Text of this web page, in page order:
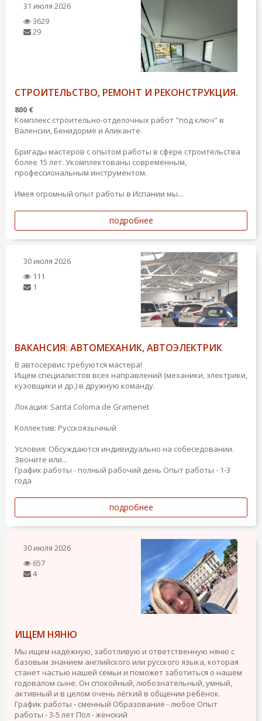
31 июля 2026
3629
29
СТРОИТЕЛЬСТВО, РЕМОНТ И РЕКОНСТРУКЦИЯ.
800 €
Комплекс строительно-отделочных работ "под ключ" в
Валенсии, Бенидорме и Аликанте.
Бригады мастеров с опытом работы в сфере строительства
более 15 лет. Укомплектованы современным,
профессиональным инструментом.
Имея огромный опыт работы в Испании мы...
подробнее
30 июля 2026
111
1
ВАКАНСИЯ: АВТОМЕХАНИК, АВТОЭЛЕКТРИК
В автосервис требуются мастера!
Ищем специалистов всех направлений (механики, электрики,
кузовщики и др.) в дружную команду.
Локация: Santa Coloma de Gramenet
Коллектив: Русскоязычный
Условия: Обсуждаются индивидуально на собеседовании.
Звоните или...
График работы - полный рабочий день Опыт работы - 1-3
года
подробнее
30 июля 2026
657
4
ИЩЕМ НЯНЮ
Мы ищем надёжную, заботливую и ответственную няню с
базовым знанием английского или русского языка, которая
станет частью нашей семьи и поможет заботиться о нашем
годовалом сыне. Он спокойный, любознательный, умный,
активный и в целом очень лёгкий в общении ребёнок.
График работы - сменный Образование - любое Опыт
работы - 3-5 лет Пол - женский